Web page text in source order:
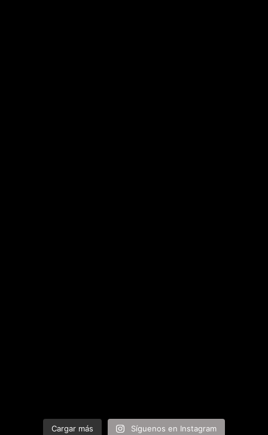
Cargar más Síguenos en Instagram